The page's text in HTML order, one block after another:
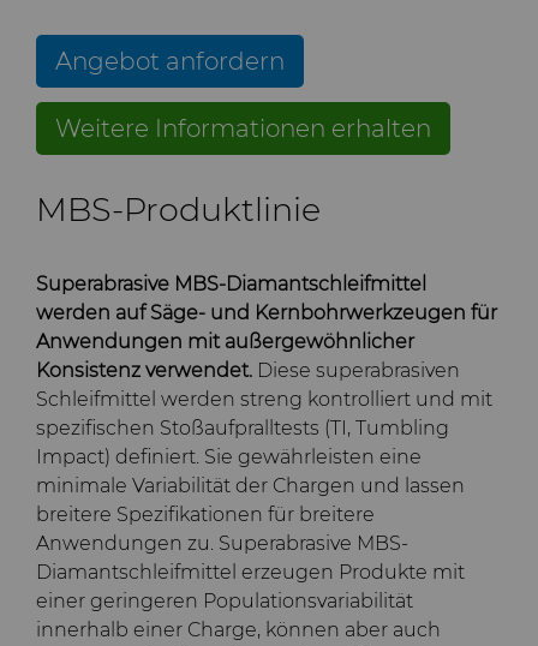
Richtbohrwerkzeuge
Bohrlochkomplettierung
und Fracking
Durchflussregelventile
PCBN
BZN™ Kompakte
PCD
Werkzeugrohlinge
PCD der U-Serie
Standard-Sorten
Lösungen im Bereich der
rotierenden Messerwalzen
Drehschneider-
Erweiterungen
Dienste
Sägezähne und Rohlinge
Sägezähne für die
Metallzerspanung und -
bearbeitung
Streifen-Rohlinge
Verschleißteile
Werkzeuge für die
Kaltumformung
Elektronische
Bondingwerkzeuge
Motor und Getriebe
Drahtziehwerkzeuge
Zusätzliche Rohteile für das
Drahtziehen
Grobe oder OD-
geschliffene Spitzen aus
Werkzeugbau
Forschung & Entwicklung
Allgemeine
Angebot anfordern
Weitere Informationen erhalten
MBS-Produktlinie
Superabrasive MBS-Diamantschleifmittel
werden auf Säge- und Kernbohrwerkzeugen für
Anwendungen mit außergewöhnlicher
Konsistenz verwendet. Diese superabrasiven
Schleifmittel werden streng kontrolliert und mit
spezifischen Stoßaufpralltests (TI, Tumbling
Impact) definiert. Sie gewährleisten eine
minimale Variabilität der Chargen und lassen
breitere Spezifikationen für breitere
Anwendungen zu. Superabrasive MBS-
Diamantschleifmittel erzeugen Produkte mit
einer geringeren Populationsvariabilität
innerhalb einer Charge, können aber auch